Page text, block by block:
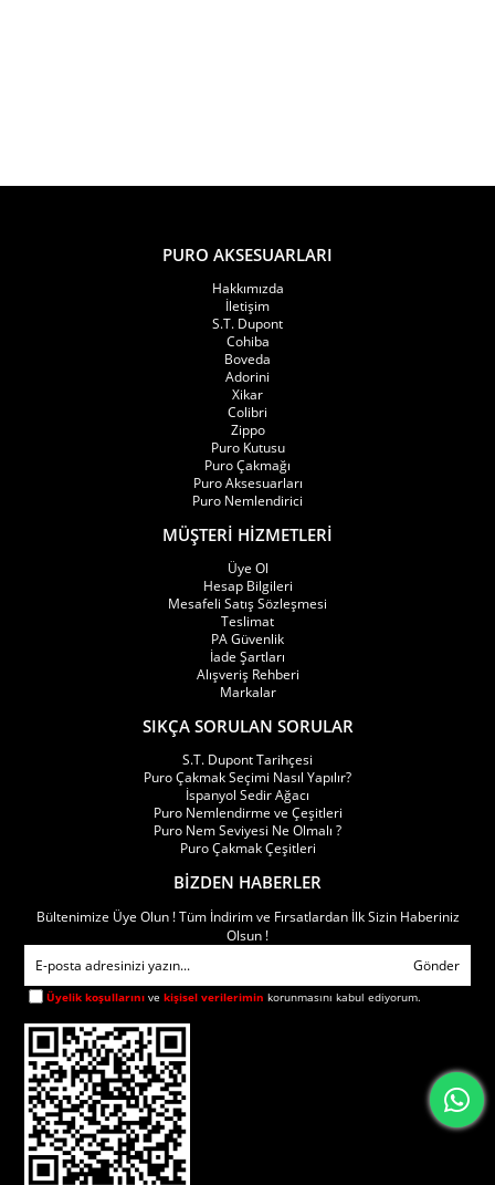
çakmak seçenekleri; pürmüz alev sistemi, dayanıklı
gövde seçenekleri, gazlı kullanım yapısı ve farklı tasarım
özellikleriyle geniş ürün çeşitliliği sunmaktadır.
Dört torch çakmak modelleri; dört ayrı noktadan alev
çıkışı sağlayan yapısıyla geniş yüzey alanına yönelik güçlü
kullanım avantajı sunan özel tasarımlar arasında
Dört Torch Puro Çakmağı Özellikleri
Puro Aksesuarları dört torch puro çakmak modelleri;
teknik özellikleri, gövde yapısı ve tasarım detaylarına
göre farklı seçeneklerden oluşmaktadır.
Quad torch teknolojisi
Dört bağımsız jet alev çıkışı
Dörtlü pürmüz sistemi
Güçlü mekanizma yapısı
Butan gaz ile çalışma
Tekrar doldurulabilir sistem
Ayarlanabilir alev seviyesi
Rüzgâra dayanıklı yapı
Ergonomik tasarım
Metal gövde seçenekleri
Geniş gaz haznesi seçenekleri
PURO AKSESUARLARI
Hakkımızda
İletişim
S.T. Dupont
Cohiba
Boveda
Adorini
Xikar
Colibri
Zippo
Puro Kutusu
Puro Çakmağı
Puro Aksesuarları
Puro Nemlendirici
MÜŞTERİ HİZMETLERİ
Üye Ol
Hesap Bilgileri
Mesafeli Satış Sözleşmesi
Teslimat
PA Güvenlik
İade Şartları
Alışveriş Rehberi
Markalar
SIKÇA SORULAN SORULAR
S.T. Dupont Tarihçesi
Puro Çakmak Seçimi Nasıl Yapılır?
İspanyol Sedir Ağacı
Puro Nemlendirme ve Çeşitleri
Puro Nem Seviyesi Ne Olmalı ?
Puro Çakmak Çeşitleri
BİZDEN HABERLER
Bültenimize Üye Olun ! Tüm İndirim ve Fırsatlardan İlk Sizin Haberiniz
Olsun !
Gönder
Üyelik koşullarını vekişisel verilerimin korunmasını kabul ediyorum.